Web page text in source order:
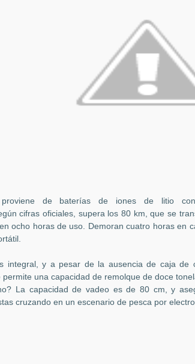
proviene de baterías de iones de litio
cifras oficiales, supera los 80 km, que se
en ocho horas de uso. Demoran cuatro horas en
integral, y a pesar de la ausencia de caja de
permite una capacidad de remolque de doce
La capacidad de vadeo es de 80 cm, y
cruzando en un escenario de pesca por